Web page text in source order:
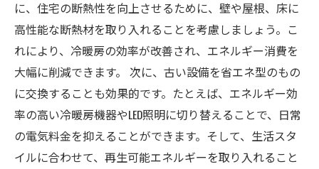
に、住宅の断熱性を向上させるために、壁や屋根、床に
高性能な断熱材を取り入れることを考慮しましょう。こ
れにより、冷暖房の効率が改善され、エネルギー消費を
大幅に削減できます。 次に、古い設備を省エネ型のもの
に交換することも効果的です。たとえば、エネルギー効
率の高い冷暖房機器やLED照明に切り替えることで、日常
の電気料金を抑えることができます。そして、生活スタ
イルに合わせて、再生可能エネルギーを取り入れること